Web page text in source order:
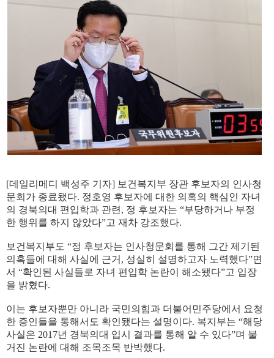
[데일리메디 백성주 기자] 보건복지부 장관 후보자의 인사청
문회가 종료됐다. 정호영 후보자에 대한 의혹의 핵심인 자녀
의 경북의대 편입학과 관련, 정 후보자는 “부당하거나 부정
한 행위를 하지 않았다”고 재차 강조했다.
보건복지부도 “정 후보자는 인사청문회를 통해 그간 제기된
의혹들에 대해 사실에 근거, 성실히 설명하고자 노력했다”면
서 “확인된 사실들로 자녀 편입학 논란이 해소됐다”고 입장
을 밝혔다.
이는 후보자뿐만 아니라 국민의힘과 더불어민주당에서 요청
한 증인들을 통해서도 확인됐다는 설명이다. 복지부는 “해당
사실은 2017년 경북의대 입시 결과를 통해 알 수 있다”며 불
거진 논란에 대해 조목조목 반박했다.